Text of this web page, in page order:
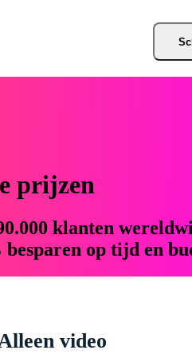
prijzen
klanten
op tijd en
video